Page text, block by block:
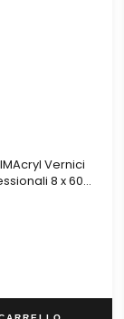
Vernici
8 x 60